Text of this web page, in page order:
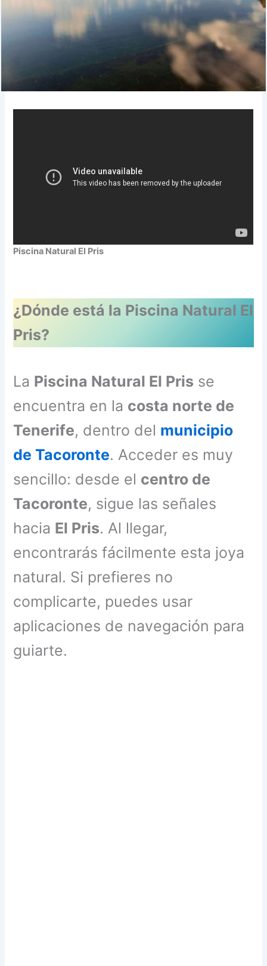
Piscina Natural El Pris
¿Dónde está la Piscina Natural El
Pris?
La Piscina Natural El Pris se
encuentra en la costa norte de
Tenerife, dentro del municipio
de Tacoronte. Acceder es muy
sencillo: desde el centro de
Tacoronte, sigue las señales
hacia El Pris. Al llegar,
encontrarás fácilmente esta joya
natural. Si prefieres no
complicarte, puedes usar
aplicaciones de navegación para
guiarte.